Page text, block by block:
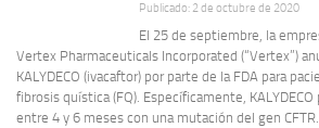
Publicado: 2 de octubre de 2020
El 25 de septiembre, la
Vertex Pharmaceuticals Incorporated (“Vertex”)
KALYDECO (ivacaftor) por parte de la FDA para
fibrosis quística (FQ). Específicamente,
entre 4 y 6 meses con una mutación del gen